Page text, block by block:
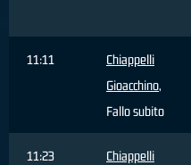
11:11
Chiappelli
Gioacchino,
Fallo subito
11:23
Chiappelli